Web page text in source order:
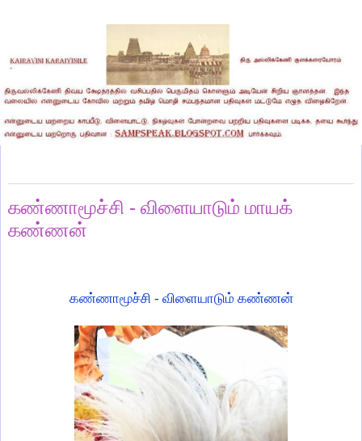
கண்ணாமூச்சி - விளையாடும் மாயக்
கண்ணன்
கண்ணாமூச்சி - விளையாடும் கண்ணன்